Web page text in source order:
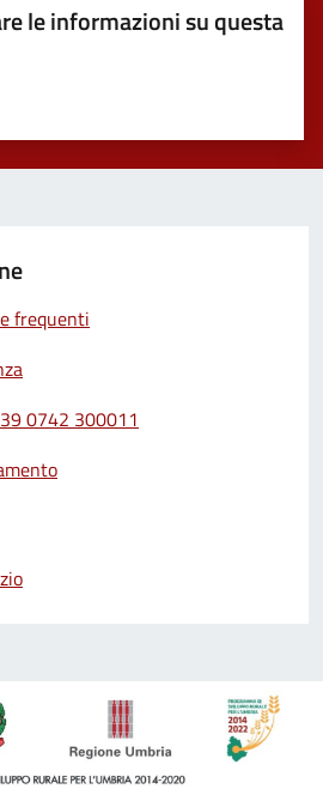
le informazioni su questa
5 stelle su 5
su 5
su 5
frequenti
0742 300011